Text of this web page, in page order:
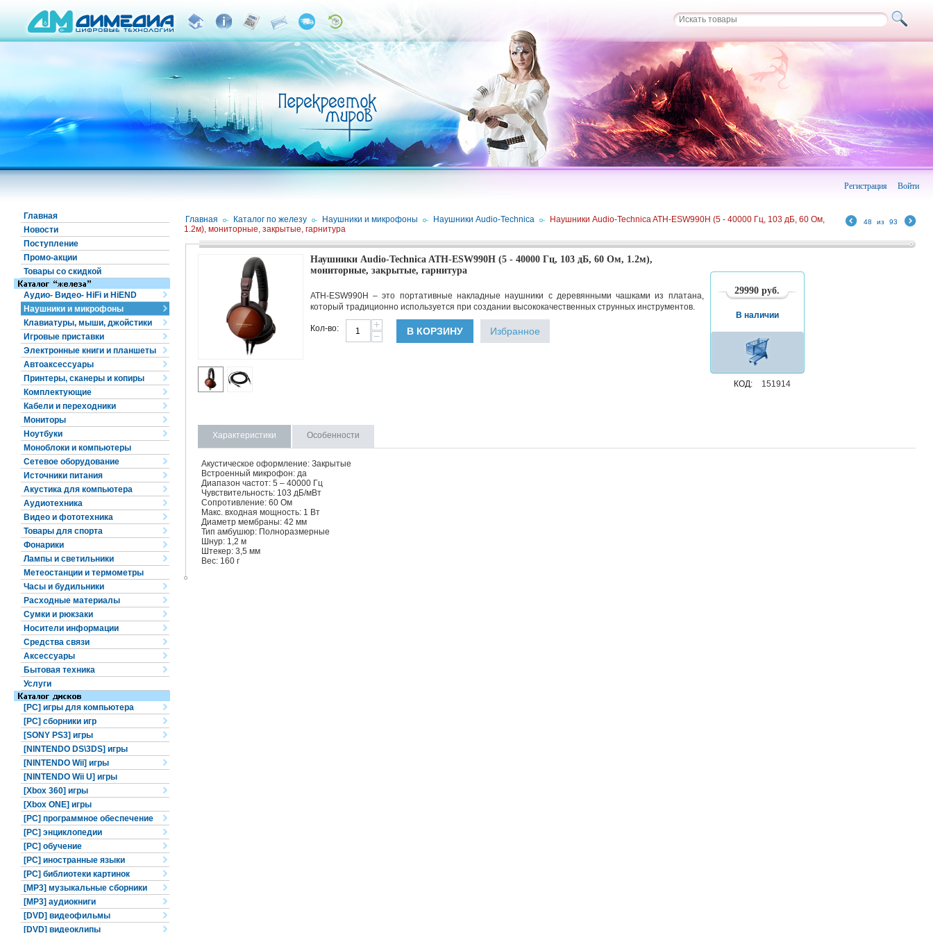
Войти
Регистрация
Главная
Новости
Поступление
Промо-акции
Товары со скидкой
Аудио- Видео- HiFi и HiEND
Наушники и микрофоны
Клавиатуры, мыши, джойстики
Игровые приставки
Электронные книги и планшеты
Автоаксессуары
Принтеры, сканеры и копиры
Комплектующие
Кабели и переходники
Мониторы
Ноутбуки
Моноблоки и компьютеры
Сетевое оборудование
Источники питания
Акустика для компьютера
Аудиотехника
Видео и фототехника
Товары для спорта
Фонарики
Лампы и светильники
Метеостанции и термометры
Часы и будильники
Расходные материалы
Сумки и рюкзаки
Носители информации
Средства связи
Аксессуары
Бытовая техника
Услуги
[PC] игры для компьютера
[PC] сборники игр
[SONY PS3] игры
[NINTENDO DS\3DS] игры
[NINTENDO Wii] игры
[NINTENDO Wii U] игры
[Xbox 360] игры
[Xbox ONE] игры
[PC] программное обеспечение
[PC] энциклопедии
[PC] обучение
[PC] иностранные языки
[PC] библиотеки картинок
[MP3] музыкальные сборники
[MP3] аудиокниги
[DVD] видеофильмы
[DVD] видеоклипы
Главная / Каталог по железу / Наушники и микрофоны / Наушники Audio-Technica /
Наушники Audio-Technica ATH-ESW990H (5 - 40000 Гц, 103 дБ, 60 Ом,
1.2м), мониторные, закрытые, гарнитура
48 из 93
Наушники Audio-Technica ATH-ESW990H (5 - 40000 Гц, 103 дБ, 60 Ом, 1.2м),
мониторные, закрытые, гарнитура
ATH-ESW990H – это портативные накладные наушники с деревянными чашками из платана,
который традиционно используется при создании высококачественных струнных инструментов.
29990 руб.
КОД: 151914
В наличии
Кол-во:
+
−
В КОРЗИНУ Избранное
Характеристики Особенности
Акустическое оформление: Закрытые
Встроенный микрофон: да
Диапазон частот: 5 – 40000 Гц
Чувствительность: 103 дБ/мВт
Сопротивление: 60 Ом
Макс. входная мощность: 1 Вт
Диаметр мембраны: 42 мм
Тип амбушюр: Полноразмерные
Шнур: 1,2 м
Штекер: 3,5 мм
Вес: 160 г